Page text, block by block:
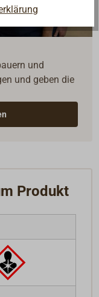
und
und geben die
Produkt